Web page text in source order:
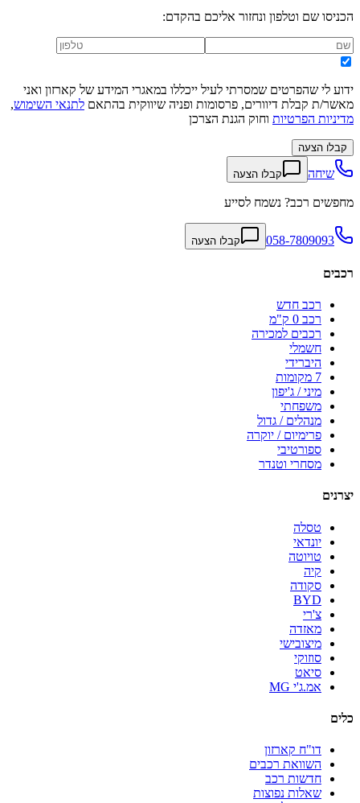
הכניסו שם וטלפון ונחזור אליכם בהקדם:
ידוע לי שהפרטים שמסרתי לעיל ייכללו במאגרי המידע של קארזון ואני
מאשר/ת קבלת דיוורים, פרסומות ופניה שיווקית בהתאם לתנאי השימוש,
מדיניות הפרטיות וחוק הגנת הצרכן
קבלו הצעה
שיחה קבלו הצעה
מחפשים רכב? נשמח לסייע
058-7809093 קבלו הצעה
רכבים
רכב חדש
רכב 0 ק"מ
רכבים למכירה
חשמלי
היברידי
7 מקומות
מיני / ג'יפון
משפחתי
מנהלים / גדול
פרימיום / יוקרה
ספורטיבי
מסחרי וטנדר
יצרנים
טסלה
יונדאי
טויוטה
קיה
סקודה
BYD
צ'רי
מאזדה
מיצובישי
סוזוקי
סיאט
אמ.ג'י MG
כלים
דו"ח קארזון
השוואת רכבים
חדשות רכב
שאלות נפוצות